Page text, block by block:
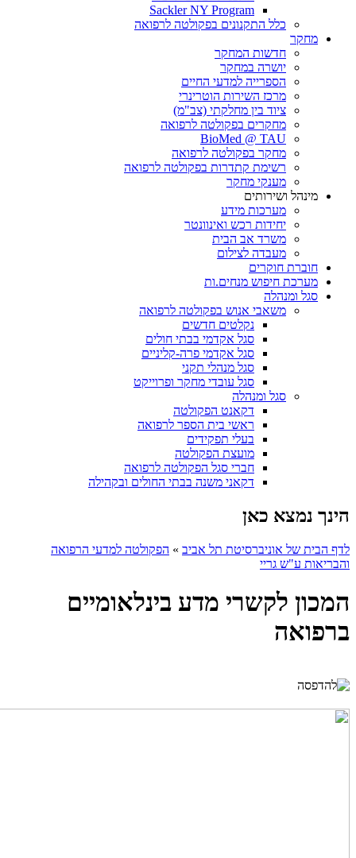
Sackler NY Program
כלל התקנונים בפקולטה לרפואה
מחקר
חדשות המחקר
יושרה במחקר
הספרייה למדעי החיים
מרכז השירות הוטרינרי
ציוד בין מחלקתי (צב"מ)
מחקרים בפקולטה לרפואה
BioMed @ TAU
מחקר בפקולטה לרפואה
רשימת קתדרות בפקולטה לרפואה
מענקי מחקר
מינהל ושירותים
מערכות מידע
יחידות רכש ואינוונטר
משרד אב הבית
מעבדה לצילום
חוברת חוקרים
מערכת חיפוש מנחים.ות
סגל ומנהלה
משאבי אנוש בפקולטה לרפואה
נקלטים חדשים
סגל אקדמי בבתי חולים
סגל אקדמי פרה-קליניים
סגל מנהלי תקני
סגל עובדי מחקר ופרוייקט
סגל ומנהלה
דקאנט הפקולטה
ראשי בית הספר לרפואה
בעלי תפקידים
מועצת הפקולטה
חברי סגל הפקולטה לרפואה
דקאני משנה בבתי החולים ובקהילה
הינך נמצא כאן
לדף הבית של אוניברסיטת תל אביב » הפקולטה למדעי הרפואה
והבריאות ע"ש גריי
המכון לקשרי מדע בינלאומיים
ברפואה